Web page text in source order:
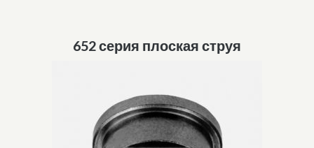
652 серия плоская струя